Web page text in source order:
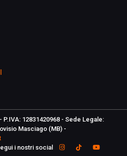
- P.IVA: 12831420968 - Sede Legale:
Masciago (MB) -
i nostri social